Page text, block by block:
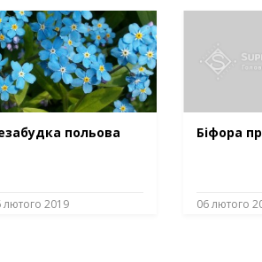
польова
лютого 2019
Біфора
06 лютого